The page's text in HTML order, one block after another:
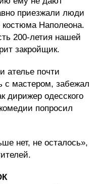
приезжали люди
костюма Наполеона.
200-летия нашей
закройщик.
ателье почти
с мастером, забежал
дирижер одесского
попросил
нет, не осталось»,